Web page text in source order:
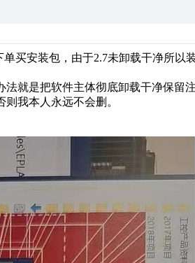
买安装包，由于2.7未卸载干净所以
就是把软件主体彻底卸载干净保留
我本人永远不会删。